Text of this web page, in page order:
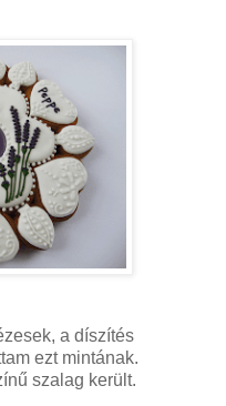
a díszítés
ezt mintának.
szalag került.